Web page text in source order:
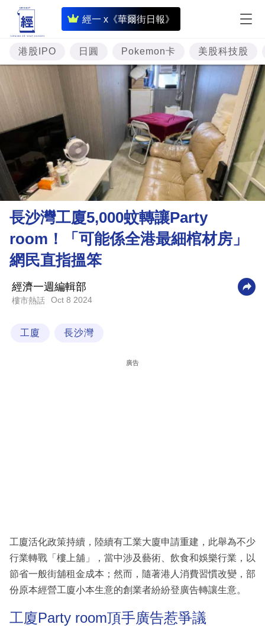
經一 x《華爾街日報》
即
時
財
經
資
樓
理
財
商
業
科
技
場
港股IPO 日圓 Pokemon卡 美股科技股
長沙灣工廈5,000蚊轉讓Party
room！「可能係全港最細棺材房」
網民直指搵笨
經濟一週編輯部
樓市熱話 Oct 8 2024
工廈 長沙灣
廣告
工廈活化政策持續，陸續有工業大廈申請重建，此舉為不少
行業轉戰「樓上舖」，當中涉及藝術、飲食和娛樂行業，以
節省一般街舖租金成本；然而，隨著港人消費習慣改變，部
份原本經營工廈小本生意的創業者紛紛登廣告轉讓生意。
工廈Party room頂手廣告惹爭議